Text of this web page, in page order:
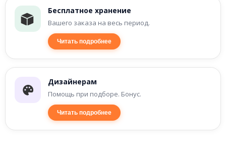
Бесплатное хранение
Вашего заказа на весь период.
Читать подробнее
Дизайнерам
Помощь при подборе. Бонус.
Читать подробнее